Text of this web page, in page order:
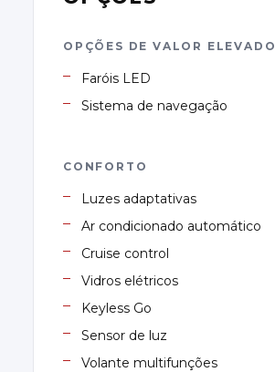
OPÇÕES DE VALOR ELEVADO
Faróis LED
Sistema de navegação
CONFORTO
Luzes adaptativas
Ar condicionado automático
Cruise control
Vidros elétricos
Keyless Go
Sensor de luz
Volante multifunções